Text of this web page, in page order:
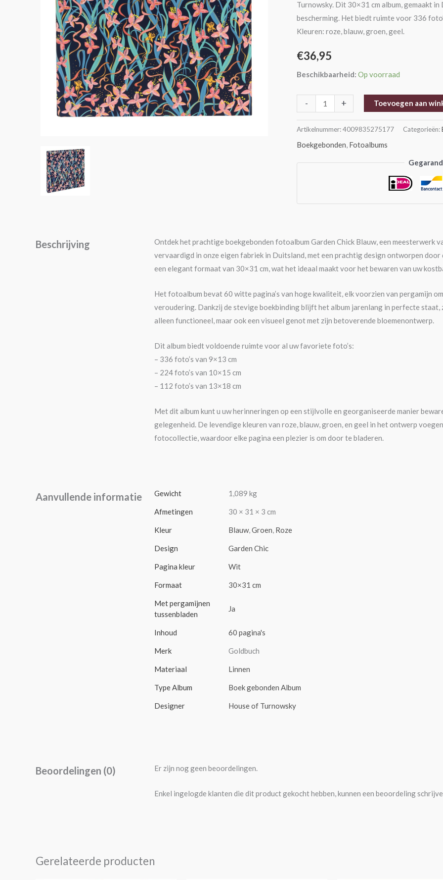
Turnowsky. Dit 30×31 cm album, gemaakt
bescherming. Het biedt ruimte voor 336
Kleuren: roze, blauw, groen, geel.
€36,95
Beschikbaarheid: Op voorraad
-
cm
aantal
+ Toevoegen aan
Artikelnummer:4009835275177 Categorieën:
Boekgebonden, Fotoalbums
Beschrijving
Ontdek het prachtige boekgebonden fotoalbum Garden Chick Blauw, een meesterwerk
vervaardigd in onze eigen fabriek in Duitsland, met een prachtig design ontworpen
een elegant formaat van 30×31 cm, wat het ideaal maakt voor het bewaren van uw
Het fotoalbum bevat 60 witte pagina’s van hoge kwaliteit, elk voorzien van pergamijn
veroudering. Dankzij de stevige boekbinding blijft het album jarenlang in perfecte
alleen functioneel, maar ook een visueel genot met zijn betoverende bloemenontwerp.
Dit album biedt voldoende ruimte voor al uw favoriete foto’s:
– 336 foto’s van 9×13 cm
– 224 foto’s van 10×15 cm
– 112 foto’s van 13×18 cm
Met dit album kunt u uw herinneringen op een stijlvolle en georganiseerde manier
gelegenheid. De levendige kleuren van roze, blauw, groen, en geel in het ontwerp
fotocollectie, waardoor elke pagina een plezier is om door te bladeren.
Aanvullende informatie Gewicht 1,089 kg
Afmetingen 30 × 31 × 3 cm
Kleur Blauw,Groen, Roze
Design Garden Chic
Pagina kleur Wit
Formaat 30×31 cm
Met pergamijnen
tussenbladen
Ja
Inhoud 60 pagina's
Merk Goldbuch
Materiaal Linnen
Type Album Boek gebonden Album
Designer House of Turnowsky
Beoordelingen (0) Er zijn nog geen beoordelingen.
Enkel ingelogde klanten die dit product gekocht hebben, kunnen een beoordeling
Gerelateerde producten